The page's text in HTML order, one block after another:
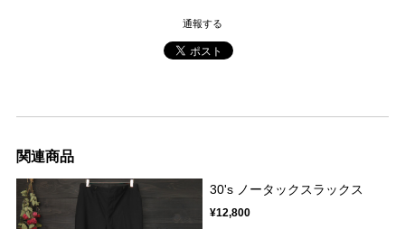
通報する
関連商品
30's ノータックスラックス
¥12,800